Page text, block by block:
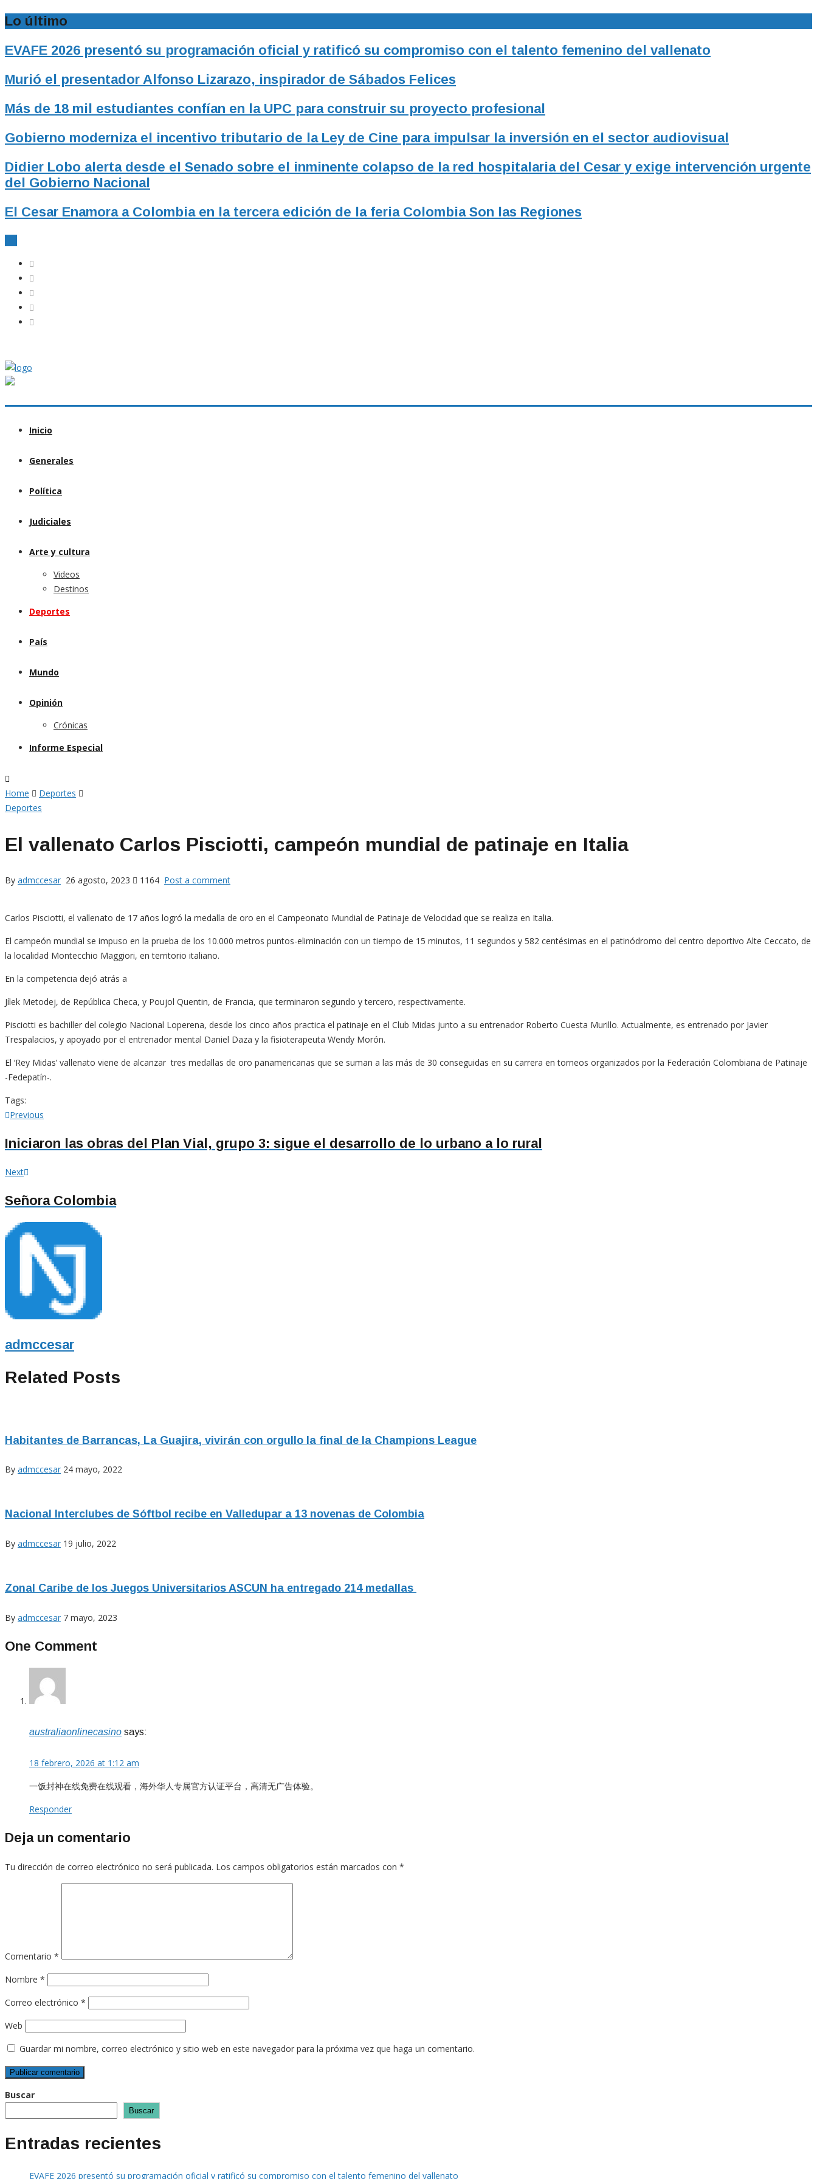
Lo último
EVAFE 2026 presentó su programación oficial y ratificó su compromiso con el talento femenino del vallenato
Murió el presentador Alfonso Lizarazo, inspirador de Sábados Felices
Más de 18 mil estudiantes confían en la UPC para construir su proyecto profesional
Gobierno moderniza el incentivo tributario de la Ley de Cine para impulsar la inversión en el sector audiovisual
Didier Lobo alerta desde el Senado sobre el inminente colapso de la red hospitalaria del Cesar y exige intervención urgente
del Gobierno Nacional
El Cesar Enamora a Colombia en la tercera edición de la feria Colombia Son las Regiones
Inicio
Generales
Política
Judiciales
Arte y cultura
Videos
Destinos
Deportes
País
Mundo
Opinión
Crónicas
Informe Especial
Home
Deportes
Deportes
El vallenato Carlos Pisciotti, campeón mundial de patinaje en Italia
By admccesar 26 agosto, 2023 1164 Post a comment
Carlos Pisciotti, el vallenato de 17 años logró la medalla de oro en el Campeonato Mundial de Patinaje de Velocidad que se realiza en Italia.
El campeón mundial se impuso en la prueba de los 10.000 metros puntos-eliminación con un tiempo de 15 minutos, 11 segundos y 582 centésimas en el patinódromo del centro deportivo Alte Ceccato, de
la localidad Montecchio Maggiori, en territorio italiano.
En la competencia dejó atrás a
Jílek Metodej, de República Checa, y Poujol Quentin, de Francia, que terminaron segundo y tercero, respectivamente.
Pisciotti es bachiller del colegio Nacional Loperena, desde los cinco años practica el patinaje en el Club Midas junto a su entrenador Roberto Cuesta Murillo. Actualmente, es entrenado por Javier
Trespalacios, y apoyado por el entrenador mental Daniel Daza y la fisioterapeuta Wendy Morón.
El ‘Rey Midas’ vallenato viene de alcanzar tres medallas de oro panamericanas que se suman a las más de 30 conseguidas en su carrera en torneos organizados por la Federación Colombiana de Patinaje
-Fedepatín-.
Tags:
Navegación
de
Previous
Iniciaron las obras del Plan Vial, grupo 3: sigue el desarrollo de lo urbano a lo rural
Next
Señora Colombia
admccesar
Related Posts
Habitantes de Barrancas, La Guajira, vivirán con orgullo la final de la Champions League
By admccesar 24 mayo, 2022
Nacional Interclubes de Sóftbol recibe en Valledupar a 13 novenas de Colombia
By admccesar 19 julio, 2022
Zonal Caribe de los Juegos Universitarios ASCUN ha entregado 214 medallas
By admccesar 7 mayo, 2023
One Comment
australiaonlinecasino says:
18 febrero, 2026 at 1:12 am
一饭封神在线免费在线观看，海外华人专属官方认证平台，高清无广告体验。
Responder
Deja un comentario
Tu dirección de correo electrónico no será publicada. Los campos obligatorios están marcados con *
Comentario *
Nombre *
Correo electrónico *
Web
Guardar mi nombre, correo electrónico y sitio web en este navegador para la próxima vez que haga un comentario.
Buscar
Buscar
Entradas recientes
EVAFE 2026 presentó su programación oficial y ratificó su compromiso con el talento femenino del vallenato